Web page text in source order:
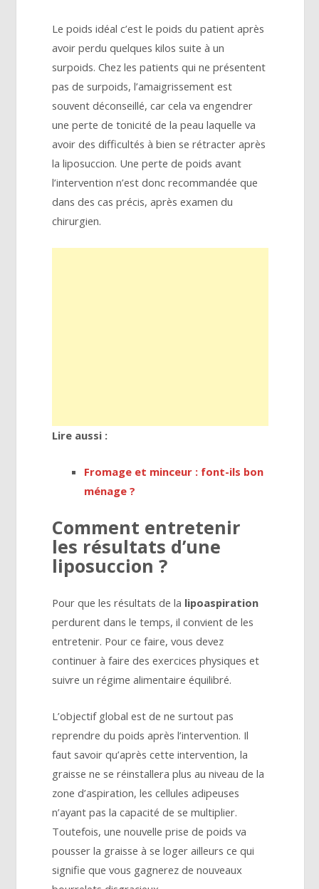
Le poids idéal c’est le poids du patient après
avoir perdu quelques kilos suite à un
surpoids. Chez les patients qui ne présentent
pas de surpoids, l’amaigrissement est
souvent déconseillé, car cela va engendrer
une perte de tonicité de la peau laquelle va
avoir des difficultés à bien se rétracter après
la liposuccion. Une perte de poids avant
l’intervention n’est donc recommandée que
dans des cas précis, après examen du
chirurgien.
Lire aussi :
Fromage et minceur : font-ils bon
ménage ?
Comment entretenir
les résultats d’une
liposuccion ?
Pour que les résultats de la lipoaspiration
perdurent dans le temps, il convient de les
entretenir. Pour ce faire, vous devez
continuer à faire des exercices physiques et
suivre un régime alimentaire équilibré.
L’objectif global est de ne surtout pas
reprendre du poids après l’intervention. Il
faut savoir qu’après cette intervention, la
graisse ne se réinstallera plus au niveau de la
zone d’aspiration, les cellules adipeuses
n’ayant pas la capacité de se multiplier.
Toutefois, une nouvelle prise de poids va
pousser la graisse à se loger ailleurs ce qui
signifie que vous gagnerez de nouveaux